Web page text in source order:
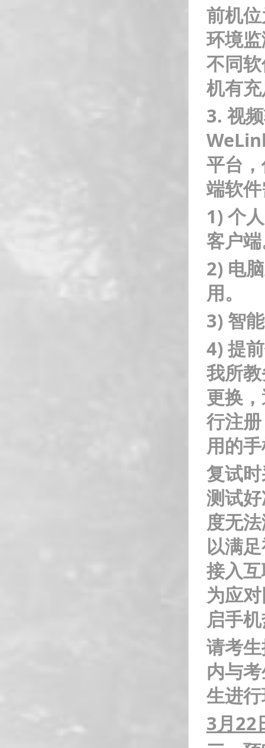
前机
环境
不同
机有
3. 视
平台
端软
1) 个
客户
2) 电
用。
3) 智
4) 提
我所
更换
行注
用的
复试
测试
度无
以满
接入
为应
启手
请考
内与
生进
3月22